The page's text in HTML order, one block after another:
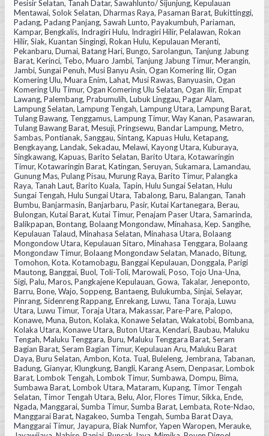
Pesisir Selatan, Tanah Datar, Sawahlunto/ Sijunjung, Kepulauan
Mentawai, Solok Selatan, Dharmas Raya, Pasaman Barat, Bukittinggi,
Padang, Padang Panjang, Sawah Lunto, Payakumbuh, Pariaman,
Kampar, Bengkalis, Indragiri Hulu, Indragiri Hilir, Pelalawan, Rokan
Hilir, Siak, Kuantan Singingi, Rokan Hulu, Kepulauan Meranti,
Pekanbaru, Dumai, Batang Hari, Bungo, Sarolangun, Tanjung Jabung
Barat, Kerinci, Tebo, Muaro Jambi, Tanjung Jabung Timur, Merangin,
Jambi, Sungai Penuh, Musi Banyu Asin, Ogan Komering Ilir, Ogan
Komering Ulu, Muara Enim, Lahat, Musi Rawas, Banyuasin, Ogan
Komering Ulu Timur, Ogan Komering Ulu Selatan, Ogan Ilir, Empat
Lawang, Palembang, Prabumulih, Lubuk Linggau, Pagar Alam,
Lampung Selatan, Lampung Tengah, Lampung Utara, Lampung Barat,
Tulang Bawang, Tenggamus, Lampung Timur, Way Kanan, Pasawaran,
Tulang Bawang Barat, Mesuji, Pringsewu, Bandar Lampung, Metro,
Sambas, Pontianak, Sanggau, Sintang, Kapuas Hulu, Ketapang,
Bengkayang, Landak, Sekadau, Melawi, Kayong Utara, Kuburaya,
Singkawang, Kapuas, Barito Selatan, Barito Utara, Kotawaringin
Timur, Kotawaringin Barat, Katingan, Seruyan, Sukamara, Lamandau,
Gunung Mas, Pulang Pisau, Murung Raya, Barito Timur, Palangka
Raya, Tanah Laut, Barito Kuala, Tapin, Hulu Sungai Selatan, Hulu
Sungai Tengah, Hulu Sungai Utara, Tabalong, Baru, Balangan, Tanah
Bumbu, Banjarmasin, Banjarbaru, Pasir, Kutai Kartanegara, Berau,
Bulongan, Kutai Barat, Kutai Timur, Penajam Paser Utara, Samarinda,
Balikpapan, Bontang, Bolaang Mongondaw, Minahasa, Kep. Sangihe,
Kepulauan Talaud, Minahasa Selatan, Minahasa Utara, Bolaang
Mongondow Utara, Kepulauan Sitaro, Minahasa Tenggara, Bolaang
Mongondaw Timur, Bolaang Mongondaw Selatan, Manado, Bitung,
Tomohon, Kota. Kotamobagu, Banggai Kepulauan, Donggala, Parigi
Mautong, Banggai, Buol, Toli-Toli, Marowali, Poso, Tojo Una-Una,
Sigi, Palu, Maros, Pangkajene Kepulauan, Gowa, Takalar, Jeneponto,
Barru, Bone, Wajo, Soppeng, Bantaeng, Bulukumba, Sinjai, Selayar,
Pinrang, Sidenreng Rappang, Enrekang, Luwu, Tana Toraja, Luwu
Utara, Luwu Timur, Toraja Utara, Makassar, Pare-Pare, Palopo,
Konawe, Muna, Buton, Kolaka, Konawe Selatan, Wakatobi, Bombana,
Kolaka Utara, Konawe Utara, Buton Utara, Kendari, Baubau, Maluku
Tengah, Maluku Tenggara, Buru, Maluku Tenggara Barat, Seram
Bagian Barat, Seram Bagian Timur, Kepulauan Aru, Maluku Barat
Daya, Buru Selatan, Ambon, Kota. Tual, Buleleng, Jembrana, Tabanan,
Badung, Gianyar, Klungkung, Bangli, Karang Asem, Denpasar, Lombok
Barat, Lombok Tengah, Lombok Timur, Sumbawa, Dompu, Bima,
Sumbawa Barat, Lombok Utara, Mataram, Kupang, Timor Tengah
Selatan, Timor Tengah Utara, Belu, Alor, Flores Timur, Sikka, Ende,
Ngada, Manggarai, Sumba Timur, Sumba Barat, Lembata, Rote-Ndao,
Manggarai Barat, Nagakeo, Sumba Tengah, Sumba Barat Daya,
Manggarai Timur, Jayapura, Biak Numfor, Yapen Waropen, Merauke,